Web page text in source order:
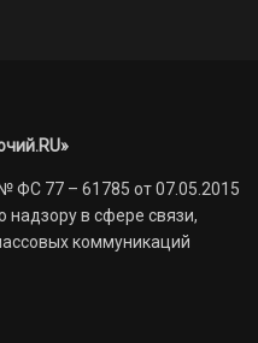
ФС 77 – 61785 от 07.05.2015
в сфере связи,
коммуникаций